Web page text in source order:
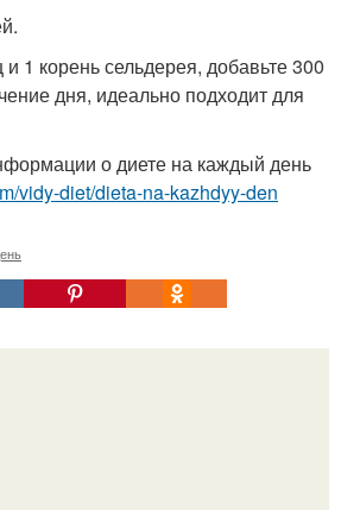
и 1 корень сельдерея, добавьте 300
дня, идеально подходит для
о диете на каждый день
vidy-diet/dieta-na-kazhdyy-den